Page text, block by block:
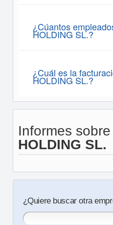
¿Cúantos
HOLDING SL.?
¿Cuál es la
HOLDING SL.?
Informes sobre
HOLDING SL.
¿Quiere buscar otra